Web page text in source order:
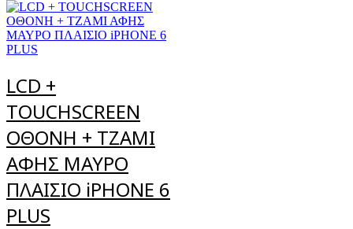
LCD +
TOUCHSCREEN
ΟΘΟΝΗ + ΤΖΑΜΙ
ΑΦΗΣ ΜΑΥΡΟ
ΠΛΑΙΣΙΟ iPHONE 6
PLUS